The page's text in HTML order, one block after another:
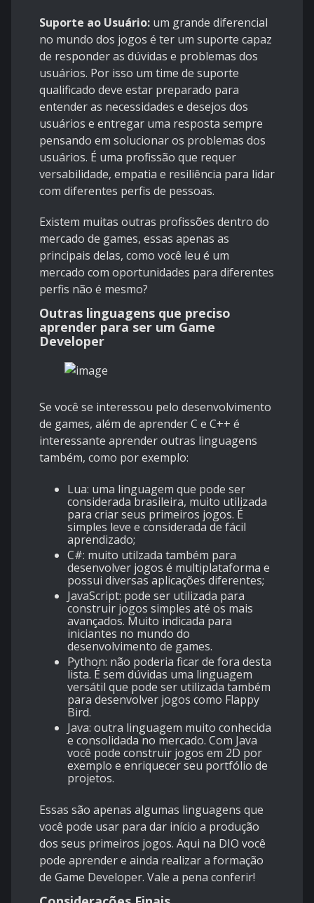
Suporte ao Usuário: um grande diferencial
no mundo dos jogos é ter um suporte capaz
de responder as dúvidas e problemas dos
usuários. Por isso um time de suporte
qualificado deve estar preparado para
entender as necessidades e desejos dos
usuários e entregar uma resposta sempre
pensando em solucionar os problemas dos
usuários. É uma profissão que requer
versabilidade, empatia e resiliência para lidar
com diferentes perfis de pessoas.
Existem muitas outras profissões dentro do
mercado de games, essas apenas as
principais delas, como você leu é um
mercado com oportunidades para diferentes
perfis não é mesmo?
Outras linguagens que preciso
aprender para ser um Game
Developer
Se você se interessou pelo desenvolvimento
de games, além de aprender C e C++ é
interessante aprender outras linguagens
também, como por exemplo:
Lua: uma linguagem que pode ser
considerada brasileira, muito utilizada
para criar seus primeiros jogos. É
simples leve e considerada de fácil
aprendizado;
C#: muito utilzada também para
desenvolver jogos é multiplataforma e
possui diversas aplicações diferentes;
JavaScript: pode ser utilizada para
construir jogos simples até os mais
avançados. Muito indicada para
iniciantes no mundo do
desenvolvimento de games.
Python: não poderia ficar de fora desta
lista. É sem dúvidas uma linguagem
versátil que pode ser utilizada também
para desenvolver jogos como Flappy
Bird.
Java: outra linguagem muito conhecida
e consolidada no mercado. Com Java
você pode construir jogos em 2D por
exemplo e enriquecer seu portfólio de
projetos.
Essas são apenas algumas linguagens que
você pode usar para dar início a produção
dos seus primeiros jogos. Aqui na DIO você
pode aprender e ainda realizar a formação
de Game Developer. Vale a pena conferir!